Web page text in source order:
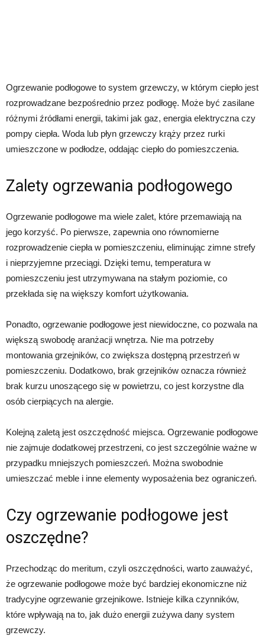
Ogrzewanie podłogowe to system grzewczy, w którym ciepło jest
rozprowadzane bezpośrednio przez podłogę. Może być zasilane
różnymi źródłami energii, takimi jak gaz, energia elektryczna czy
pompy ciepła. Woda lub płyn grzewczy krąży przez rurki
umieszczone w podłodze, oddając ciepło do pomieszczenia.
Zalety ogrzewania podłogowego
Ogrzewanie podłogowe ma wiele zalet, które przemawiają na
jego korzyść. Po pierwsze, zapewnia ono równomierne
rozprowadzenie ciepła w pomieszczeniu, eliminując zimne strefy
i nieprzyjemne przeciągi. Dzięki temu, temperatura w
pomieszczeniu jest utrzymywana na stałym poziomie, co
przekłada się na większy komfort użytkowania.
Ponadto, ogrzewanie podłogowe jest niewidoczne, co pozwala na
większą swobodę aranżacji wnętrza. Nie ma potrzeby
montowania grzejników, co zwiększa dostępną przestrzeń w
pomieszczeniu. Dodatkowo, brak grzejników oznacza również
brak kurzu unoszącego się w powietrzu, co jest korzystne dla
osób cierpiących na alergie.
Kolejną zaletą jest oszczędność miejsca. Ogrzewanie podłogowe
nie zajmuje dodatkowej przestrzeni, co jest szczególnie ważne w
przypadku mniejszych pomieszczeń. Można swobodnie
umieszczać meble i inne elementy wyposażenia bez ograniczeń.
Czy ogrzewanie podłogowe jest
oszczędne?
Przechodząc do meritum, czyli oszczędności, warto zauważyć,
że ogrzewanie podłogowe może być bardziej ekonomiczne niż
tradycyjne ogrzewanie grzejnikowe. Istnieje kilka czynników,
które wpływają na to, jak dużo energii zużywa dany system
grzewczy.